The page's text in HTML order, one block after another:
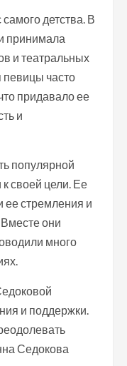
детства. В
принимала
и театральных
певицы часто
придавало ее
и
популярной
своей цели. Ее
ее стремления и
они
много
и поддержки.
Седокова